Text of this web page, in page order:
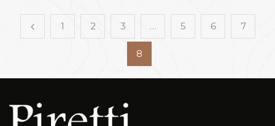
1 2 3 … 5 6 7
8